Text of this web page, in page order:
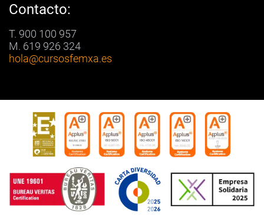
Contacto:
T. 900 100 957
M. 619 926 324
hola@cursosfemxa.es